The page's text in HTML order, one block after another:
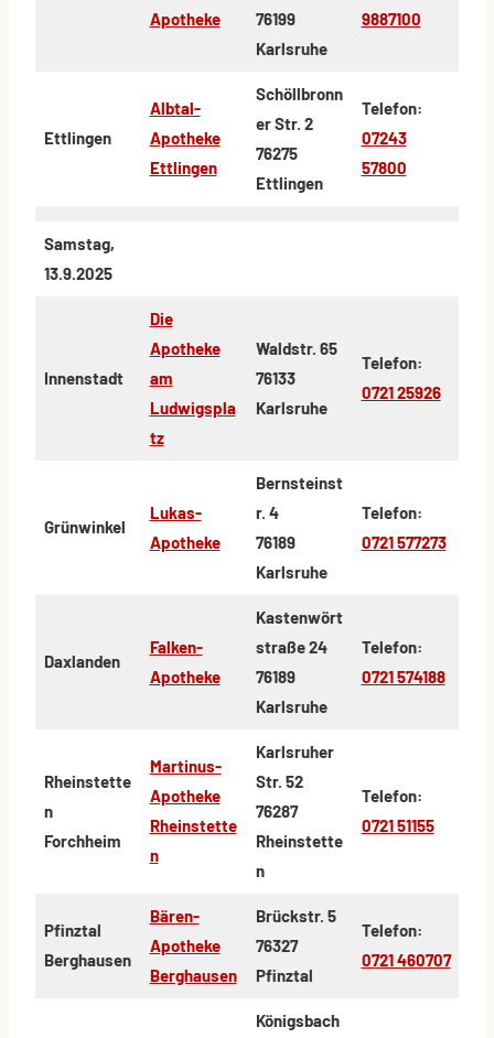
Apotheke
76199
Karlsruhe
9887100
Ettlingen
Albtal-
Apotheke
Ettlingen
Schöllbronn
er Str. 2
76275
Ettlingen
Telefon:
07243
57800
Samstag,
13.9.2025
Innenstadt
Die
Apotheke
am
Ludwigspla
tz
Waldstr. 65
76133
Karlsruhe
Telefon:
0721 25926
Grünwinkel
Lukas-
Apotheke
Bernsteinst
r. 4
76189
Karlsruhe
Telefon:
0721 577273
Daxlanden
Falken-
Apotheke
Kastenwört
straße 24
76189
Karlsruhe
Telefon:
0721 574188
Rheinstette
n
Forchheim
Martinus-
Apotheke
Rheinstette
n
Karlsruher
Str. 52
76287
Rheinstette
n
Telefon:
0721 51155
Pfinztal
Berghausen
Bären-
Apotheke
Berghausen
Brückstr. 5
76327
Pfinztal
Telefon:
0721 460707
Königsbach